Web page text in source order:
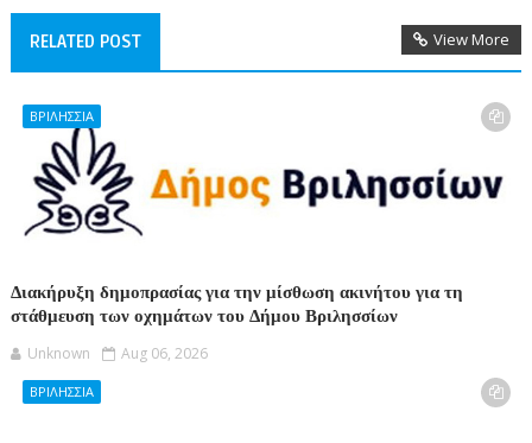
RELATED POST View More
ΒΡΙΛΗΣΣΙΑ
Διακήρυξη δημοπρασίας για την μίσθωση ακινήτου για τη
στάθμευση των οχημάτων του Δήμου Βριλησσίων
Unknown Aug 06, 2026
ΒΡΙΛΗΣΣΙΑ